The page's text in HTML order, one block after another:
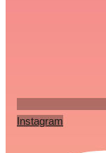
Instagram